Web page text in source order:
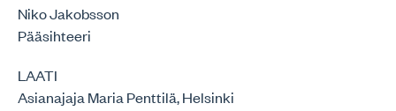
Niko Jakobsson
Pääsihteeri
LAATI
Asianajaja Maria Penttilä, Helsinki